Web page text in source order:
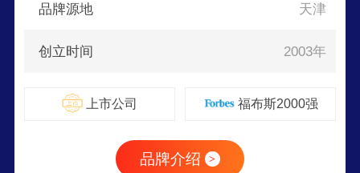
品牌源地 天津
创立时间 2003年
上市公司 福布斯2000强
品牌介绍 >